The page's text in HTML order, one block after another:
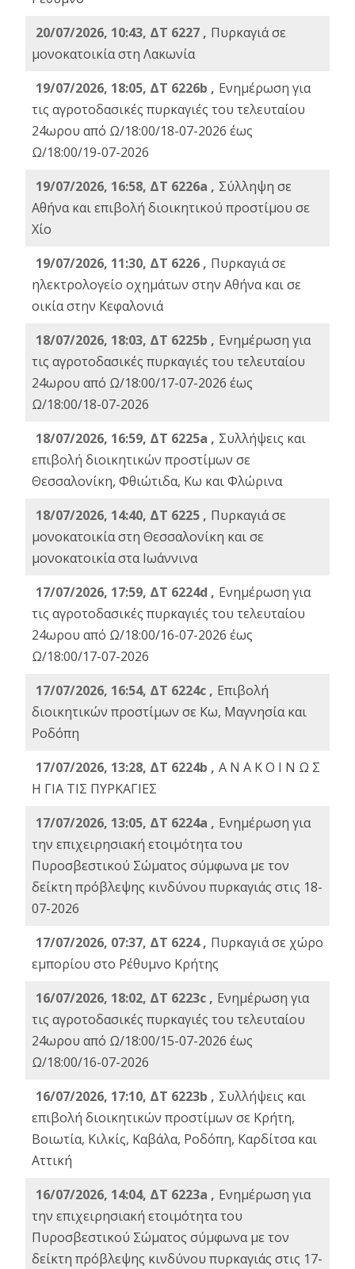
20/07/2026, 10:43, ΔΤ 6227 , Πυρκαγιά σε
μονοκατοικία στη Λακωνία
19/07/2026, 18:05, ΔΤ 6226b , Ενημέρωση για
τις αγροτοδασικές πυρκαγιές του τελευταίου
24ωρου από Ω/18:00/18-07-2026 έως
Ω/18:00/19-07-2026
19/07/2026, 16:58, ΔΤ 6226a , Σύλληψη σε
Αθήνα και επιβολή διοικητικού προστίμου σε
Χίο
19/07/2026, 11:30, ΔΤ 6226 , Πυρκαγιά σε
ηλεκτρολογείο οχημάτων στην Αθήνα και σε
οικία στην Κεφαλονιά
18/07/2026, 18:03, ΔΤ 6225b , Ενημέρωση για
τις αγροτοδασικές πυρκαγιές του τελευταίου
24ωρου από Ω/18:00/17-07-2026 έως
Ω/18:00/18-07-2026
18/07/2026, 16:59, ΔT 6225a , Συλλήψεις και
επιβολή διοικητικών προστίμων σε
Θεσσαλονίκη, Φθιώτιδα, Κω και Φλώρινα
18/07/2026, 14:40, ΔΤ 6225 , Πυρκαγιά σε
μονοκατοικία στη Θεσσαλονίκη και σε
μονοκατοικία στα Ιωάννινα
17/07/2026, 17:59, ΔΤ 6224d , Ενημέρωση για
τις αγροτοδασικές πυρκαγιές του τελευταίου
24ωρου από Ω/18:00/16-07-2026 έως
Ω/18:00/17-07-2026
17/07/2026, 16:54, ΔΤ 6224c , Επιβολή
διοικητικών προστίμων σε Κω, Μαγνησία και
Ροδόπη
17/07/2026, 13:28, ΔΤ 6224b , Α Ν Α Κ Ο Ι Ν Ω Σ
Η ΓΙΑ ΤΙΣ ΠΥΡΚΑΓΙΕΣ
17/07/2026, 13:05, ΔΤ 6224a , Ενημέρωση για
την επιχειρησιακή ετοιμότητα του
Πυροσβεστικού Σώματος σύμφωνα με τον
δείκτη πρόβλεψης κινδύνου πυρκαγιάς στις 18-
07-2026
17/07/2026, 07:37, ΔΤ 6224 , Πυρκαγιά σε χώρο
εμπορίου στο Ρέθυμνο Κρήτης
16/07/2026, 18:02, ΔΤ 6223c , Ενημέρωση για
τις αγροτοδασικές πυρκαγιές του τελευταίου
24ωρου από Ω/18:00/15-07-2026 έως
Ω/18:00/16-07-2026
16/07/2026, 17:10, ΔΤ 6223b , Συλλήψεις και
επιβολή διοικητικών προστίμων σε Κρήτη,
Βοιωτία, Κιλκίς, Καβάλα, Ροδόπη, Καρδίτσα και
Αττική
16/07/2026, 14:04, ΔΤ 6223a , Ενημέρωση για
την επιχειρησιακή ετοιμότητα του
Πυροσβεστικού Σώματος σύμφωνα με τον
δείκτη πρόβλεψης κινδύνου πυρκαγιάς στις 17-